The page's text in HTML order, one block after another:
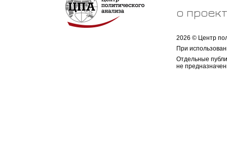
о
2026 © Центр
При
Отдельные
не